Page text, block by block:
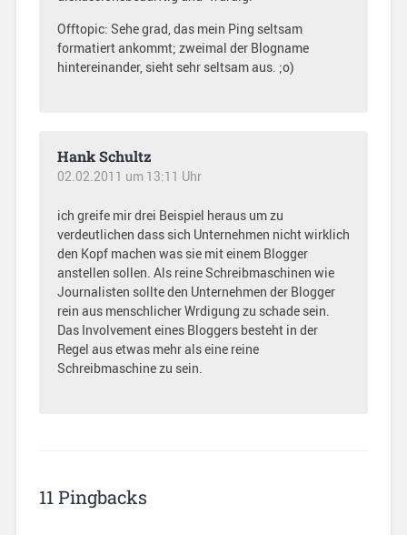
Offtopic: Sehe grad, das mein Ping seltsam
formatiert ankommt; zweimal der Blogname
hintereinander, sieht sehr seltsam aus. ;o)
Hank Schultz
02.02.2011 um 13:11 Uhr
ich greife mir drei Beispiel heraus um zu
verdeutlichen dass sich Unternehmen nicht wirklich
den Kopf machen was sie mit einem Blogger
anstellen sollen. Als reine Schreibmaschinen wie
Journalisten sollte den Unternehmen der Blogger
rein aus menschlicher Wrdigung zu schade sein.
Das Involvement eines Bloggers besteht in der
Regel aus etwas mehr als eine reine
Schreibmaschine zu sein.
11 Pingbacks